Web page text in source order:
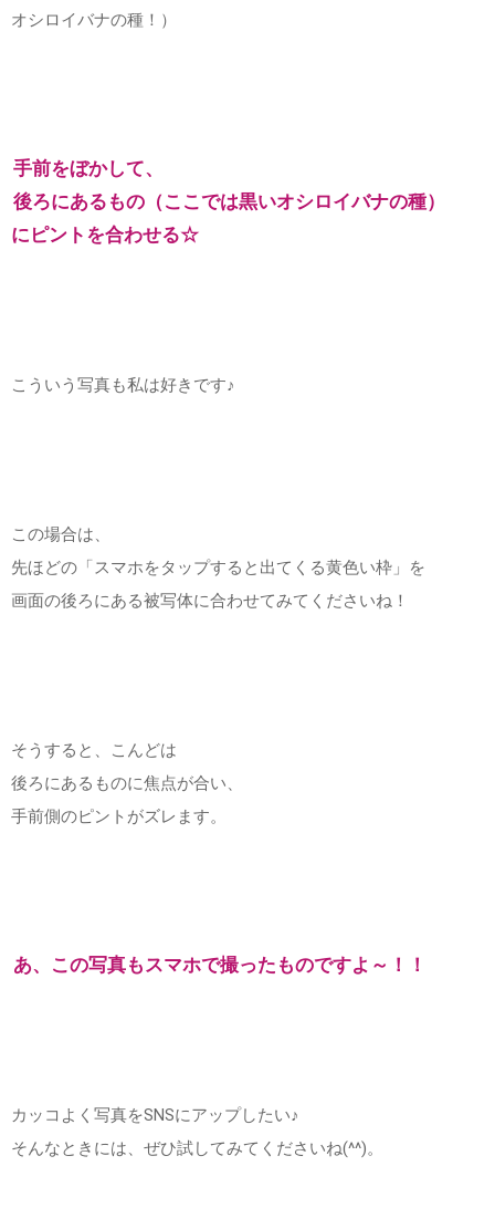
オシロイバナの種！）
手前をぼかして、
後ろにあるもの（ここでは黒いオシロイバナの種）
にピントを合わせる☆
こういう写真も私は好きです♪
この場合は、
先ほどの「スマホをタップすると出てくる黄色い枠」を
画面の後ろにある被写体に合わせてみてくださいね！
そうすると、こんどは
後ろにあるものに焦点が合い、
手前側のピントがズレます。
あ、この写真もスマホで撮ったものですよ～！！
カッコよく写真をSNSにアップしたい♪
そんなときには、ぜひ試してみてくださいね(^^)。